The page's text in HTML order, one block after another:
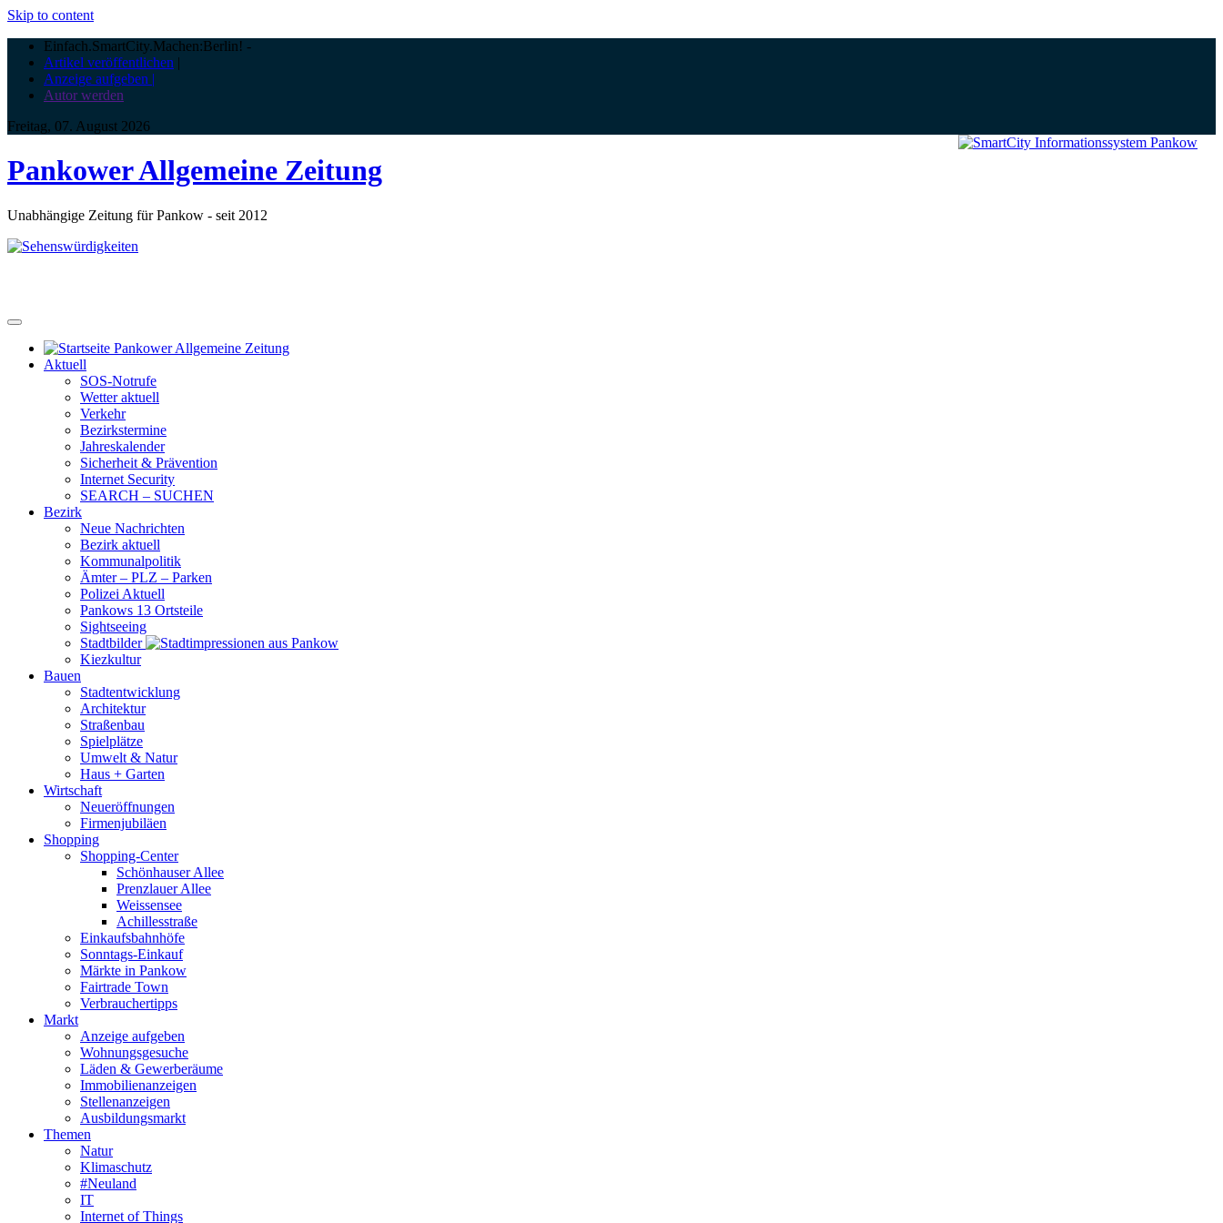
Skip to content
Einfach.SmartCity.Machen:Berlin! -
Artikel veröffentlichen |
Anzeige aufgeben |
Autor werden
Freitag, 07. August 2026
Pankower Allgemeine Zeitung
Unabhängige Zeitung für Pankow - seit 2012
Aktuell
SOS-Notrufe
Wetter aktuell
Verkehr
Bezirkstermine
Jahreskalender
Sicherheit & Prävention
Internet Security
SEARCH – SUCHEN
Bezirk
Neue Nachrichten
Bezirk aktuell
Kommunalpolitik
Ämter – PLZ – Parken
Polizei Aktuell
Pankows 13 Ortsteile
Sightseeing
Stadtbilder
Kiezkultur
Bauen
Stadtentwicklung
Architektur
Straßenbau
Spielplätze
Umwelt & Natur
Haus + Garten
Wirtschaft
Neueröffnungen
Firmenjubiläen
Shopping
Shopping-Center
Schönhauser Allee
Prenzlauer Allee
Weissensee
Achillesstraße
Einkaufsbahnhöfe
Sonntags-Einkauf
Märkte in Pankow
Fairtrade Town
Verbrauchertipps
Markt
Anzeige aufgeben
Wohnungsgesuche
Läden & Gewerberäume
Immobilienanzeigen
Stellenanzeigen
Ausbildungsmarkt
Themen
Natur
Klimaschutz
#Neuland
IT
Internet of Things